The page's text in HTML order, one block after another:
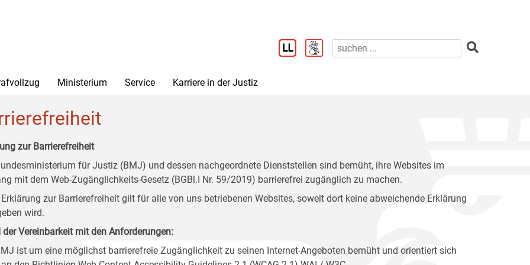
Ministerium Service Karriere in der Justiz
zur Barrierefreiheit
für Justiz (BMJ) und dessen nachgeordnete Dienststellen sind bemüht, ihre Websites im
mit dem Web-Zugänglichkeits-Gesetz (BGBl.I Nr. 59/2019) barrierefrei zugänglich zu machen.
Erklärung zur Barrierefreiheit gilt für alle von uns betriebenen Websites, soweit dort keine abweichende Erklärung
wird.
der Vereinbarkeit mit den Anforderungen:
ist um eine möglichst barrierefreie Zugänglichkeit zu seinen Internet-Angeboten bemüht und orientiert sich